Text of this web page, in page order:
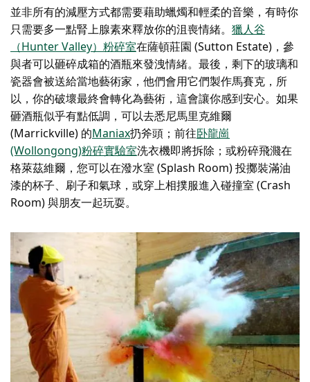
並非所有的減壓方式都需要藉助蠟燭和輕柔的音樂，有時你
只需要多一點腎上腺素來釋放你的沮喪情緒。 獵人谷
（Hunter Valley）粉碎室在薩頓莊園 (Sutton Estate)，參
與者可以砸碎成箱的酒瓶來發洩情緒。最後，剩下的玻璃和
瓷器會被送給當地藝術家，他們會用它們製作馬賽克，所
以，你的破壞最終會轉化為藝術，這會讓你感到安心。如果
砸酒瓶似乎有點低調，可以去悉尼馬里克維爾
(Marrickville) 的Maniax扔斧頭；前往卧龍崗
(Wollongong)粉碎實驗室洗衣機即將拆除；或粉碎飛濺在
格萊茲維爾，您可以在潑水室 (Splash Room) 投擲裝滿油
漆的杯子、刷子和氣球，或穿上相撲服進入碰撞室 (Crash
Room) 與朋友一起玩耍。